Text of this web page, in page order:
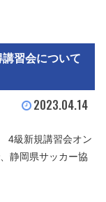
習会について
2023.04.14
4級新規講習会オン
静岡県サッカー協